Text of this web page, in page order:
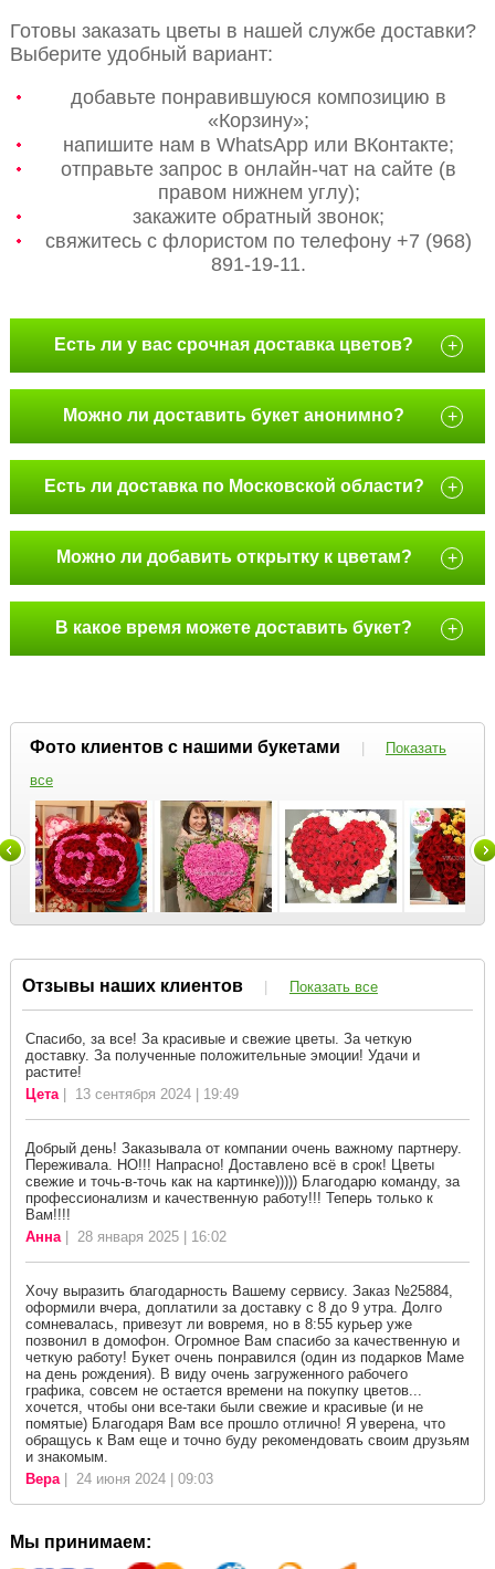
Готовы заказать цветы в нашей службе доставки?
Выберите удобный вариант:
добавьте понравившуюся композицию в
«Корзину»;
напишите нам в WhatsApp или ВКонтакте;
отправьте запрос в онлайн-чат на сайте (в
правом нижнем углу);
закажите обратный звонок;
свяжитесь с флористом по телефону +7 (968)
891-19-11.
Есть ли у вас срочная доставка цветов? +
Можно ли доставить букет анонимно? +
Есть ли доставка по Московской области? +
Можно ли добавить открытку к цветам? +
В какое время можете доставить букет? +
Фото клиентов с нашими букетами |
Показать
все
Отзывы наших клиентов | Показать все
Спасибо, за все! За красивые и свежие цветы. За четкую
доставку. За полученные положительные эмоции! Удачи и
растите!
Цета| 13 сентября 2024 | 19:49
Добрый день! Заказывала от компании очень важному партнеру.
Переживала. НО!!! Напрасно! Доставлено всё в срок! Цветы
свежие и точь-в-точь как на картинке))))) Благодарю команду, за
профессионализм и качественную работу!!! Теперь только к
Вам!!!!
Анна| 28 января 2025 | 16:02
Хочу выразить благодарность Вашему сервису. Заказ №25884,
оформили вчера, доплатили за доставку с 8 до 9 утра. Долго
сомневалась, привезут ли вовремя, но в 8:55 курьер уже
позвонил в домофон. Огромное Вам спасибо за качественную и
четкую работу! Букет очень понравился (один из подарков Маме
на день рождения). В виду очень загруженного рабочего
графика, совсем не остается времени на покупку цветов...
хочется, чтобы они все-таки были свежие и красивые (и не
помятые) Благодаря Вам все прошло отлично! Я уверена, что
обращусь к Вам еще и точно буду рекомендовать своим друзьям
и знакомым.
Вера| 24 июня 2024 | 09:03
Мы принимаем: